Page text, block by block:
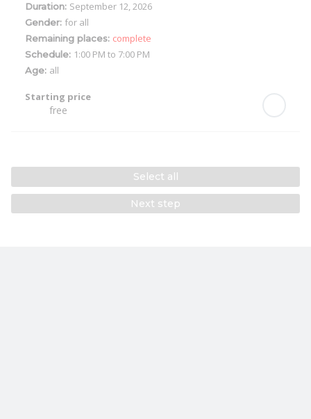
Duration: September 12, 2026
Gender: for all
Remaining places: complete
Schedule: 1:00 PM to 7:00 PM
Age: all
Starting price
free
Select all
Next step